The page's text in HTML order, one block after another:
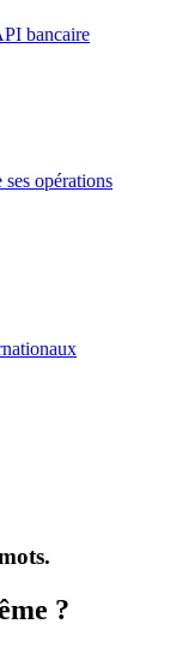
bancaire
ses opérations
?